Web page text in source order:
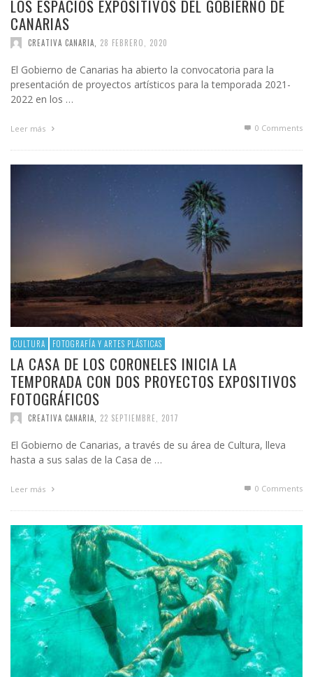
LOS ESPACIOS EXPOSITIVOS DEL GOBIERNO DE
CANARIAS
CREATIVA CANARIA 28 FEBRERO, 2020
El Gobierno de Canarias ha abierto la convocatoria para la
presentación de proyectos artísticos para la temporada 2021-
2022 en los …
Leer más 0 Comments
CULTURA FOTOGRAFÍA Y ARTES PLÁSTICAS
LA CASA DE LOS CORONELES INICIA LA
TEMPORADA CON DOS PROYECTOS EXPOSITIVOS
FOTOGRÁFICOS
CREATIVA CANARIA 22 SEPTIEMBRE, 2017
El Gobierno de Canarias, a través de su área de Cultura, lleva
hasta a sus salas de la Casa de …
Leer más 0 Comments